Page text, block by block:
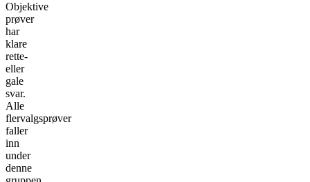
Objektive
prøver
har
klare
rette-
eller
gale
svar.
Alle
flervalgsprøver
faller
inn
under
denne